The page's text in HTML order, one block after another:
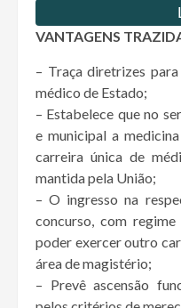
VANTAGENS
– Traça diretrizes
médico de Estado;
– Estabelece que no
e municipal a
carreira única de
mantida pela União;
– O ingresso na
concurso, com
poder exercer outro
área de magistério;
– Prevê ascensão